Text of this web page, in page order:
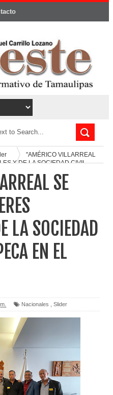
"AMÉRICO VILLARREAL
Y DE LA SOCIEDAD CIVIL
SE
LA SOCIEDAD
EN EL
Nacionales Slider